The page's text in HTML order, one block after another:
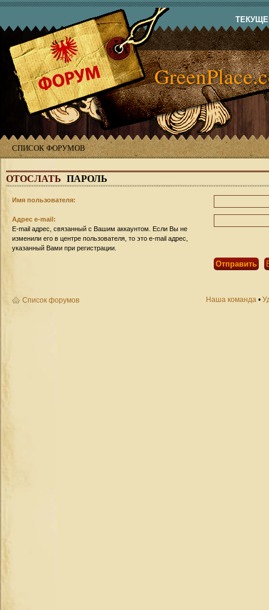
СПИСОК ФОРУМОВ
ОТОСЛАТЬ ПАРОЛЬ
Имя пользователя:
Адрес e-mail:
E-mail адрес, связанный с Вашим аккаунтом. Если Вы не
изменили его в центре пользователя, то это e-mail адрес,
указанный Вами при регистрации.
Список форумов Наша команда •